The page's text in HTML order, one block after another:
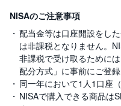
NISAのご注意事項
配当金等は口座開設をし
は非課税となりません。
非課税で受け取るために
配分方式」に事前にご登
同一年において1人1口座
NISAで購入できる商品は